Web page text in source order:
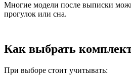
Многие модели после выписки
прогулок или сна.
Как выбрать
При выборе стоит учитывать: